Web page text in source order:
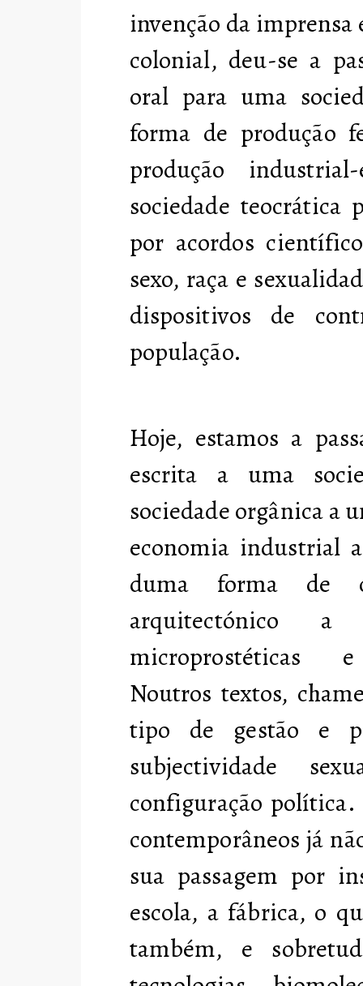
invenção da imprensa
colonial, deu-se a
oral para uma
forma de produção
produção
sociedade teocrática
por acordos
sexo, raça e
dispositivos de
população.
Hoje, estamos a
escrita a uma
sociedade orgânica a
economia industrial
duma forma de
arquitectónico
microprostéticas
Noutros textos,
tipo de gestão e
subjectividade
configuração
contemporâneos já
sua passagem por
escola, a fábrica, o
também, e